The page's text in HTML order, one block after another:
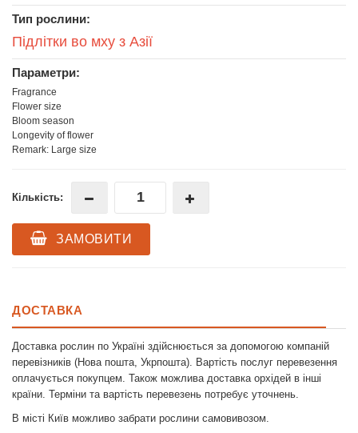
Тип рослини:
Підлітки во мху з Азії
Параметри:
Fragrance
Flower size
Bloom season
Longevity of flower
Remark: Large size
Кількість:
ЗАМОВИТИ
ДОСТАВКА
Доставка рослин по Україні здійснюється за допомогою компаній
перевізників (Нова пошта, Укрпошта). Вартість послуг перевезення
оплачується покупцем. Також можлива доставка орхідей в інші
країни. Терміни та вартість перевезень потребує уточнень.
В місті Київ можливо забрати рослини самовивозом.